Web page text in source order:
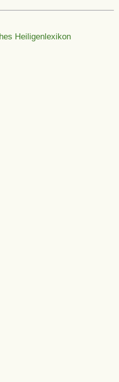
Heiligenlexikon